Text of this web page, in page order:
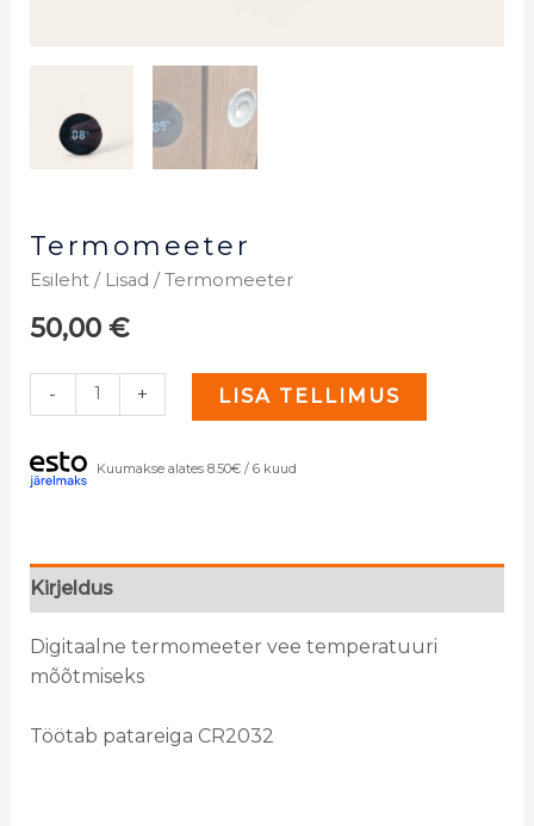
Termomeeter
Esileht/ Lisad / Termomeeter
50,00 €
- + LISA TELLIMUS
Kuumakse alates 8.50€ / 6 kuud
Kirjeldus
Digitaalne termomeeter vee temperatuuri
mõõtmiseks
Töötab patareiga CR2032